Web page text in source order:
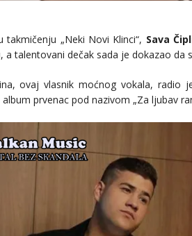
„Neki Novi Klinci“, Sava
a talentovani dečak sada je dokazao da
ovaj vlasnik moćnog vokala,
prvenac pod nazivom „Za ljubav